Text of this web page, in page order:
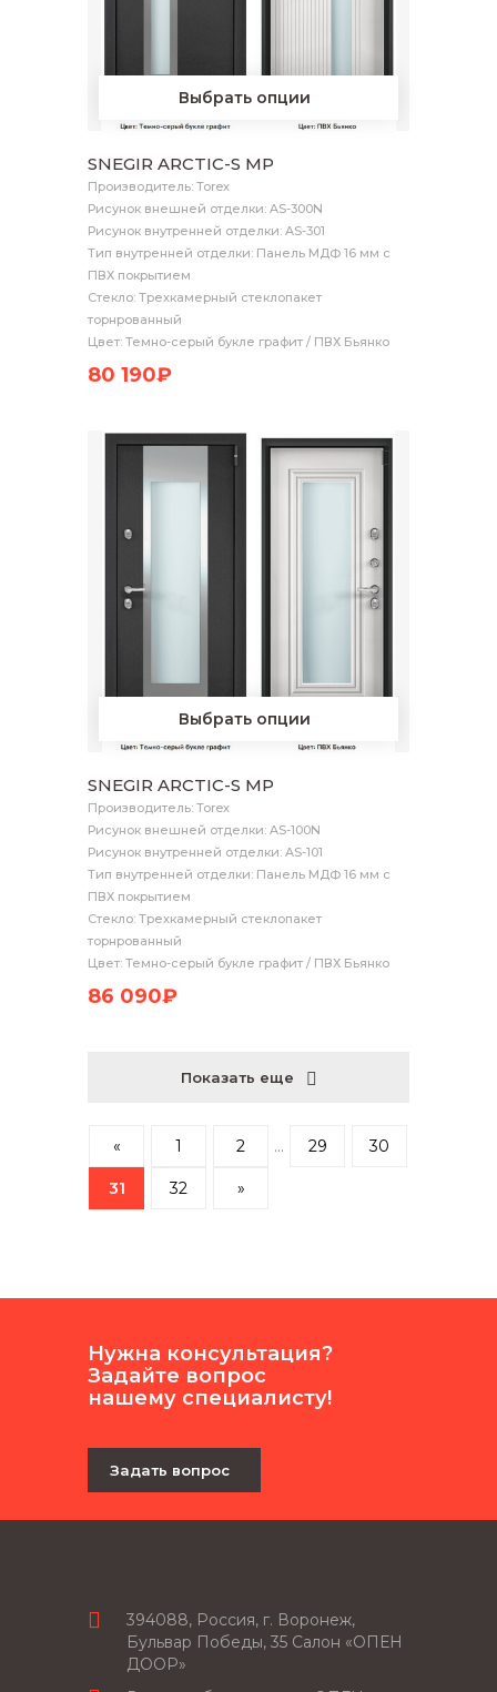
Выбрать опции
SNEGIR ARCTIC-S MP
Производитель: Torex
Рисунок внешней отделки: AS-300N
Рисунок внутренней отделки: AS-301
Тип внутренней отделки: Панель МДФ 16 мм с
ПВХ покрытием
Стекло: Трехкамерный стеклопакет
торнрованный
Цвет: Темно-серый букле графит / ПВХ Бьянко
80 190₽
Выбрать опции
SNEGIR ARCTIC-S MP
Производитель: Torex
Рисунок внешней отделки: AS-100N
Рисунок внутренней отделки: AS-101
Тип внутренней отделки: Панель МДФ 16 мм с
ПВХ покрытием
Стекло: Трехкамерный стеклопакет
торнрованный
Цвет: Темно-серый букле графит / ПВХ Бьянко
86 090₽
Показать еще
« 1 2 ... 29 30
31 32 »
Нужна консультация?
Задайте вопрос
нашему специалисту!
Задать вопрос
394088, Россия, г. Воронеж,
Бульвар Победы, 35 Салон «ОПЕН
ДООР»